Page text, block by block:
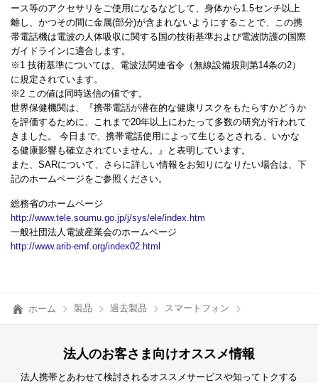
ース等のアクセサリをご使用になるなどして、身体から1.5センチ以上
離し、かつその間に金属(部分)が含まれないようにすることで、この携
帯電話機は電波の人体吸収に関する国の技術基準および電波防護の国際
ガイドラインに適合します。
※1 技術基準については、電波法関連省令（無線設備規則第14条の2）
に規定されています。
※2 この値は同時送信の値です。
世界保健機関は、『携帯電話が潜在的な健康リスクをもたらすかどうか
を評価するために、これまで20年以上にわたって多数の研究が行われて
きました。 今日まで、携帯電話使用によって生じるとされる、いかな
る健康影響も確立されていません。』と表明しています。
また、SARについて、さらに詳しい情報をお知りになりたい場合は、下
記のホームページをご参照ください。
総務省のホームページ
http://www.tele.soumu.go.jp/j/sys/ele/index.htm
一般社団法人電波産業会のホームページ
http://www.arib-emf.org/index02.html
ホーム 製品 過去製品 スマートフォン
法人のお客さま向けオススメ情報
法人携帯とあわせて検討されるオススメサービスや知ってトクする